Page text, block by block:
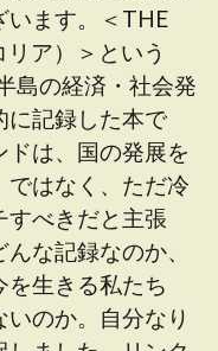
います。＜THE
ア）＞という
島の経済・社会発
に記録した本で
は、国の発展を
はなく、ただ冷
すべきだと主張
な記録なのか、
を生きる私たち
のか。自分なり